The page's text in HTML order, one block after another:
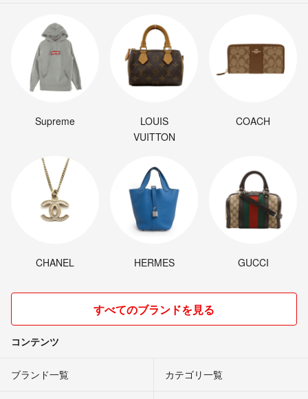
Supreme
LOUIS
VUITTON
COACH
CHANEL HERMES GUCCI
すべてのブランドを見る
コンテンツ
ブランド一覧 カテゴリ一覧